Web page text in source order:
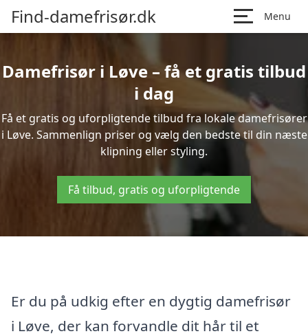
Find-damefrisør.dk Menu
Damefrisør i Løve – få et gratis tilbud
i dag
Få et gratis og uforpligtende tilbud fra lokale damefrisører
i Løve. Sammenlign priser og vælg den bedste til din næste
klipning eller styling.
Få tilbud, gratis og uforpligtende
Er du på udkig efter en dygtig damefrisør
i Løve, der kan forvandle dit hår til et